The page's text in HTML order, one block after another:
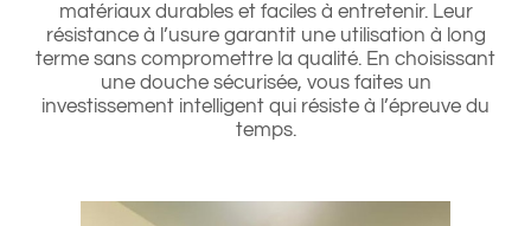
matériaux durables et faciles à entretenir. Leur
résistance à l’usure garantit une utilisation à long
terme sans compromettre la qualité. En choisissant
une douche sécurisée, vous faites un
investissement intelligent qui résiste à l’épreuve du
temps.